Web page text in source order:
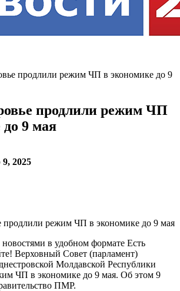
продлили режим ЧП в экономике до 9
продлили режим ЧП
до 9 мая
2025
в удобном формате Есть
Верховный Совет (парламент)
Молдавской Республики
ЧП в экономике до 9 мая. Об этом 9
ПМР.